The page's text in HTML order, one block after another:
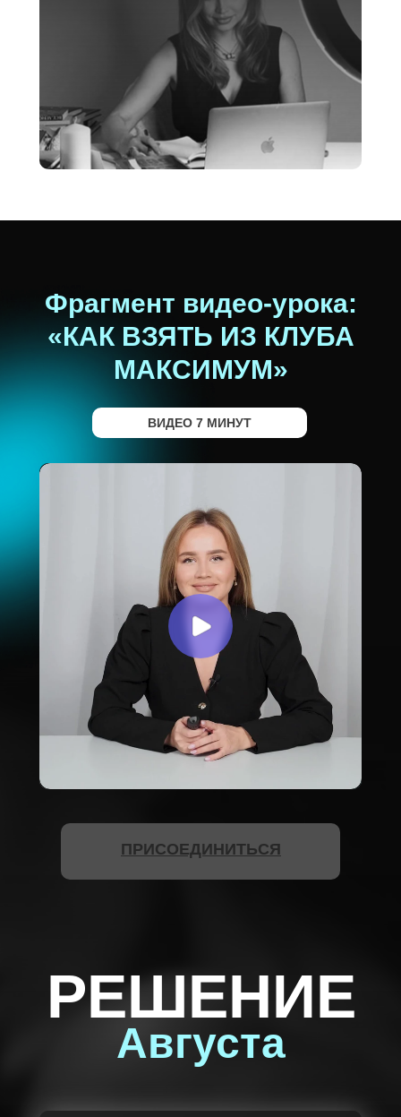
Августа
РЕШЕНИЕ
Фрагмент видео-урока:
«КАК ВЗЯТЬ ИЗ КЛУБА
МАКСИМУМ»
ВИДЕО 7 МИНУТ
ПРИСОЕДИНИТЬСЯ